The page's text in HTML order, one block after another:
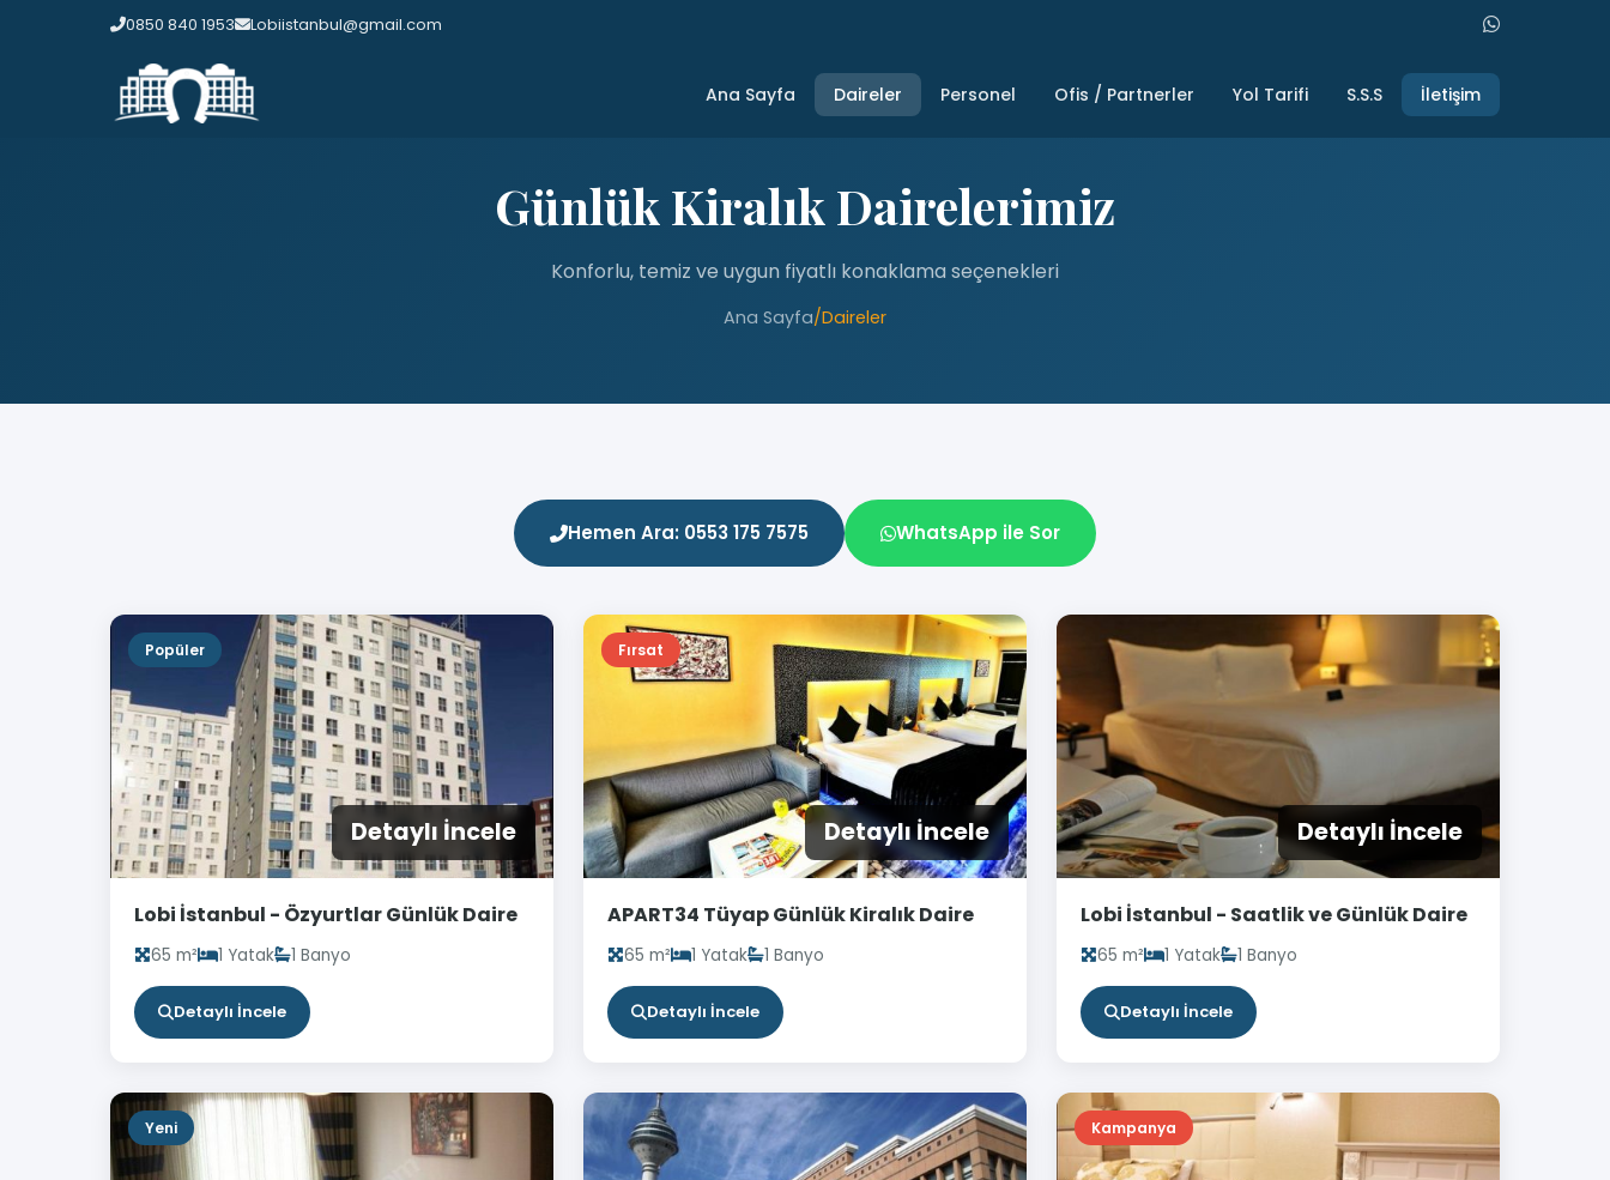
0850 840 1953 Lobiistanbul@gmail.com
Ana Sayfa Daireler Personel Ofis / Partnerler Yol Tarifi S.S.S İletişim
Günlük Kiralık Dairelerimiz
Konforlu, temiz ve uygun fiyatlı konaklama seçenekleri
Ana Sayfa/Daireler
Hemen Ara: 0553 175 7575 WhatsApp ile Sor
Popüler
Detaylı İncele
Lobi İstanbul - Özyurtlar Günlük Daire
65 m² 1 Yatak 1 Banyo
Detaylı İncele
Fırsat
Detaylı İncele
APART34 Tüyap Günlük Kiralık Daire
65 m² 1 Yatak 1 Banyo
Detaylı İncele
Detaylı İncele
Lobi İstanbul - Saatlik ve Günlük Daire
65 m² 1 Yatak 1 Banyo
Detaylı İncele
Yeni Kampanya